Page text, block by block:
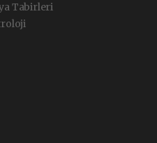
Tabirleri